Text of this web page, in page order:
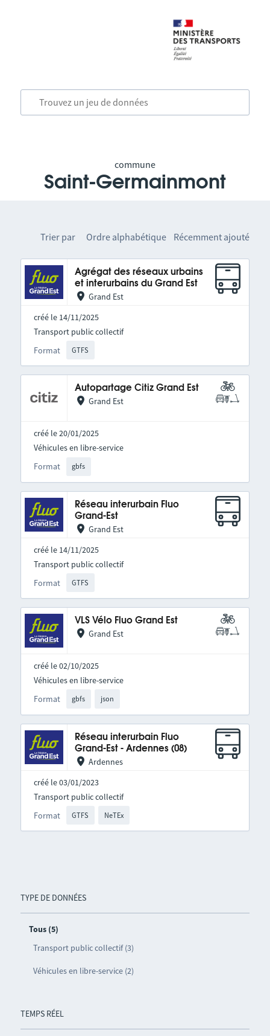
commune
Saint-Germainmont
TYPE DE DONNÉES
Tous (5)
Transport public collectif (3)
Véhicules en libre-service (2)
TEMPS RÉEL
Trier par Ordre alphabétique Récemment ajouté
Agrégat des réseaux urbains
et interurbains du Grand Est
Grand Est
créé le 14/11/2025
Format GTFS
Transport public collectif
Autopartage Citiz Grand Est
Grand Est
créé le 20/01/2025
Format gbfs
Véhicules en libre-service
Réseau interurbain Fluo
Grand-Est
Grand Est
créé le 14/11/2025
Format GTFS
Transport public collectif
VLS Vélo Fluo Grand Est
Grand Est
créé le 02/10/2025
Format gbfs json
Véhicules en libre-service
Réseau interurbain Fluo
Grand-Est - Ardennes (08)
Ardennes
créé le 03/01/2023
Format GTFS NeTEx
Transport public collectif